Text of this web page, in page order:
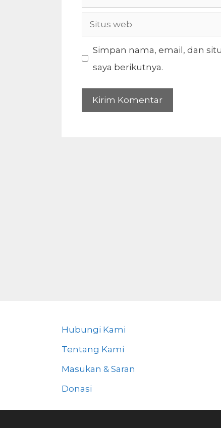
Situs
web
Simpan nama, email, dan
saya berikutnya.
Hubungi Kami
Tentang Kami
Masukan & Saran
Donasi